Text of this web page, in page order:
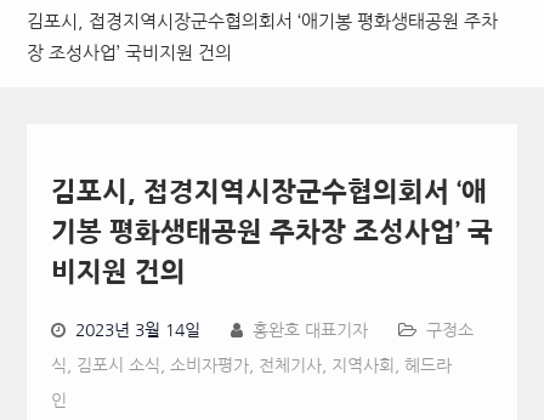
김포시, 접경지역시장군수협의회서 ‘애기봉 평화생태공원 주차
장 조성사업’ 국비지원 건의
김포시, 접경지역시장군수협의회서 ‘애
기봉 평화생태공원 주차장 조성사업’ 국
비지원 건의
2023년 3월 14일 홍완호 대표기자 구정소
식 김포시 소식 소비자평가, 전체기사, 지역사회 헤드라
인